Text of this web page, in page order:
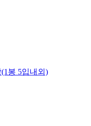
봉 5입내외)